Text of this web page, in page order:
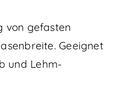
von gefasten
Geeignet
und Lehm-